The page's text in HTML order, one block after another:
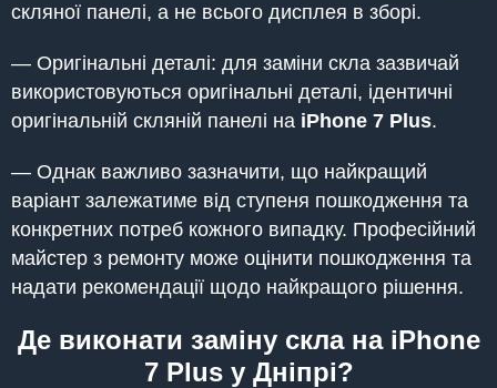
скляної панелі, а не всього дисплея в зборі.
— Оригінальні деталі: для заміни скла зазвичай
використовуються оригінальні деталі, ідентичні
оригінальній скляній панелі на iPhone 7 Plus.
— Однак важливо зазначити, що найкращий
варіант залежатиме від ступеня пошкодження та
конкретних потреб кожного випадку. Професійний
майстер з ремонту може оцінити пошкодження та
надати рекомендації щодо найкращого рішення.
Де виконати заміну скла на iPhone
7 Plus у Дніпрі?